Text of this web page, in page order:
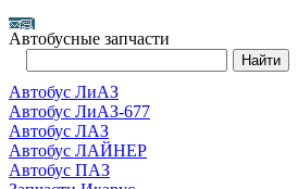
Автобусные запчасти
Автобус ЛиАЗ
Автобус ЛиАЗ-677
Автобус ЛАЗ
Автобус ЛАЙНЕР
Автобус ПАЗ